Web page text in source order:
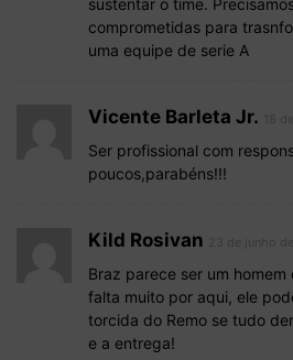
sustentar o time.
comprometidas para
uma equipe de serie A
Vicente Barleta Jr.
Ser profissional com
poucos,parabéns!!!
Kild Rosivan
Braz parece ser um
falta muito por aqui, ele
torcida do Remo se tudo
e a entrega!